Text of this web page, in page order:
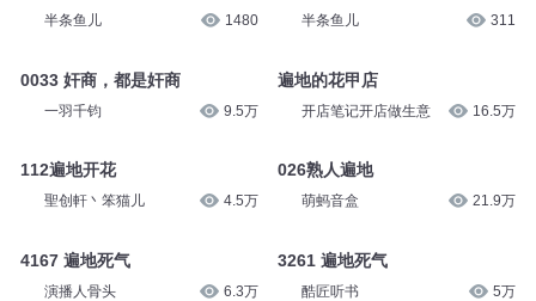
半条鱼儿 1480
0033 奸商，都是奸商
一羽千钧 9.5万
112遍地开花
聖创軒丶笨猫儿 4.5万
4167 遍地死气
演播人骨头 6.3万
半条鱼儿 311
遍地的花甲店
开店笔记开店做生意 16.5万
026熟人遍地
萌蚂音盒 21.9万
3261 遍地死气
酷匠听书 5万